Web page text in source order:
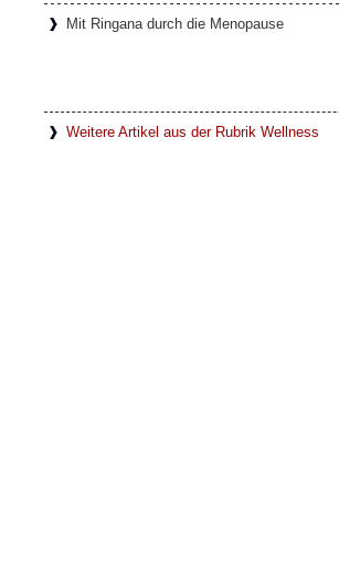
Mit Ringana durch die Menopause
Weitere Artikel aus der Rubrik Wellness